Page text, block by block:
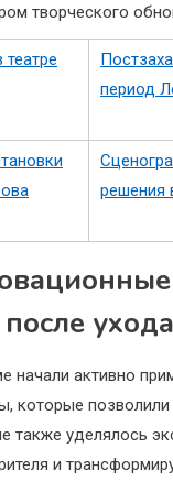
творческого
период
решения
начали активно
которые
уделялось
и